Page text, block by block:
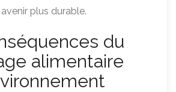
plus durable.
du
alimentaire